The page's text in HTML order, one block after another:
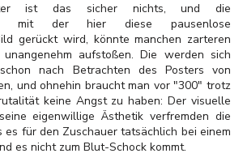
ist das sicher nichts, und die
mit der hier diese pausenlose
gerückt wird, könnte manchen zarteren
aufstoßen. Die werden sich
nach Betrachten des Posters von
und ohnehin braucht man vor "300" trotz
keine Angst zu haben: Der visuelle
eigenwillige Ästhetik verfremden die
für den Zuschauer tatsächlich bei einem
es nicht zum Blut-Schock kommt.